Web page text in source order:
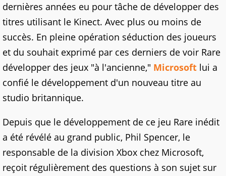
dernières années eu pour tâche de développer des
titres utilisant le Kinect. Avec plus ou moins de
succès. En pleine opération séduction des joueurs
et du souhait exprimé par ces derniers de voir Rare
développer des jeux "à l'ancienne," Microsoft lui a
confié le développement d'un nouveau titre au
studio britannique.
Depuis que le développement de ce jeu Rare inédit
a été révélé au grand public, Phil Spencer, le
responsable de la division Xbox chez Microsoft,
reçoit régulièrement des questions à son sujet sur